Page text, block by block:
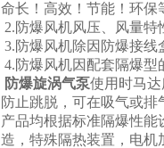
命长！高效！节能！环保
2.防爆风机风压、风量
3.防爆风机除因防爆接
4.防爆风机因配套隔爆型
防爆旋涡气泵使用时马
防止跳脱，可在吸气或
产品均根据标准隔爆性能
造，特殊隔热装置，电机